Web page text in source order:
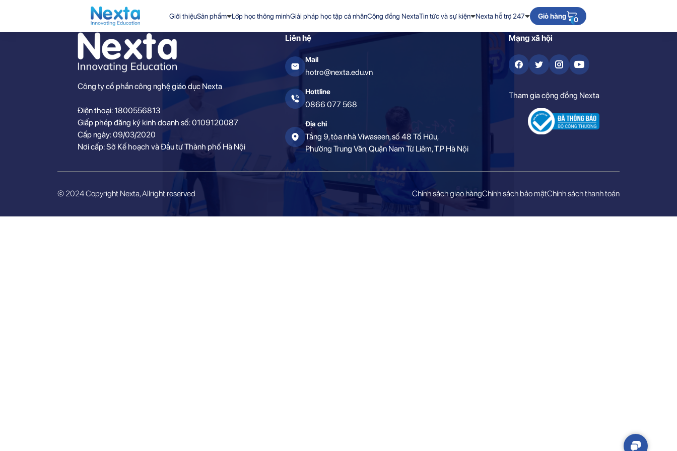
Giới thiệuSản phẩm Lớp học thông minhGiải pháp học tập cá nhânCộng đồng NextaTin tức và sự kiện Nexta hỗ trợ 247 Giỏ hàng 0
Công ty cổ phần công nghệ giáo dục Nexta
Điện thoại: 1800556813
Giấp phép đăng ký kinh doanh số: 0109120087
Cấp ngày: 09/03/2020
Nơi cấp: Sở Kế hoạch và Đầu tư Thành phố Hà Nội
Liên hệ
Mail
hotro@nexta.edu.vn
Hottline
0866 077 568
Địa chỉ
Tầng 9, tòa nhà Viwaseen, số 48 Tố Hữu,
Phường Trung Văn, Quận Nam Từ Liêm, T.P Hà Nội
Mạng xã hội
Tham gia cộng đồng Nexta
© 2024 Copyright Nexta, Allright reserved Chính sách giao hàngChính sách bảo mậtChính sách thanh toán